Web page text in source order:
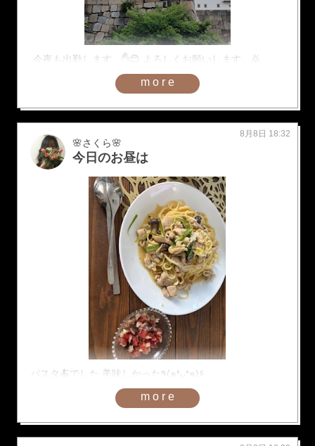
今夜も出勤します。✋😊 よろしくお願いします。🙇
more
🌸さくら🌸
今日のお昼は
8月8日 18:32
パスタ🍝でした 美味しかった٩(๑❛ᴗ❛๑)۶
more